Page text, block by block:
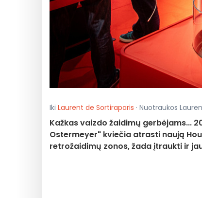
Iki Laurent de Sortiraparis · Nuotraukos
Kažkas vaizdo žaidimų gerbėjams...
Ostermeyer" kviečia atrasti naują
retrožaidimų zonos, žada įtraukti ir